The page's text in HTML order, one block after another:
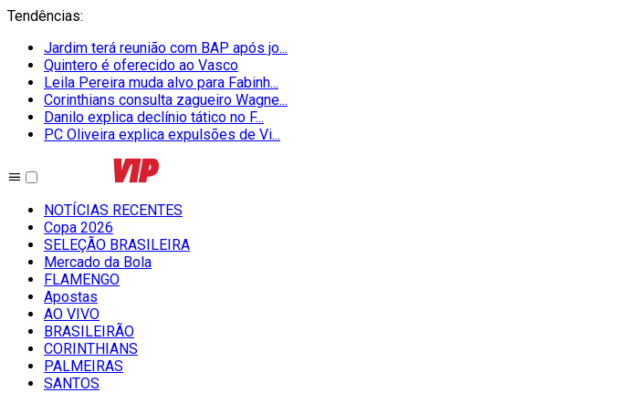
Tendências:
Jardim terá reunião com BAP após jo...
Quintero é oferecido ao Vasco
Leila Pereira muda alvo para Fabinh...
Corinthians consulta zagueiro Wagne...
Danilo explica declínio tático no F...
PC Oliveira explica expulsões de Vi...
NOTÍCIAS RECENTES
Copa 2026
SELEÇÃO BRASILEIRA
Mercado da Bola
FLAMENGO
Apostas
AO VIVO
BRASILEIRÃO
CORINTHIANS
PALMEIRAS
SANTOS